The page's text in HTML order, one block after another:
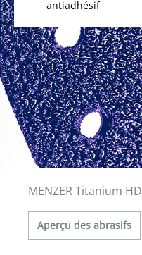
antiadhésif
MENZER Titanium HD
Aperçu des abrasifs